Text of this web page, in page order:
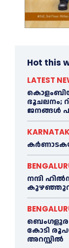
Hot this
LATEST
ഭൂചലനം;
ജനങ്ങൾ
നന്ദി
കോടി
അറസ്റ്റിൽ